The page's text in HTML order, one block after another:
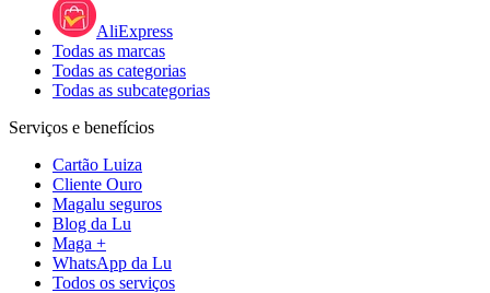
AliExpress
Todas as marcas
Todas as categorias
Todas as subcategorias
Serviços e benefícios
Cartão Luiza
Cliente Ouro
Magalu seguros
Blog da Lu
Maga +
WhatsApp da Lu
Todos os serviços